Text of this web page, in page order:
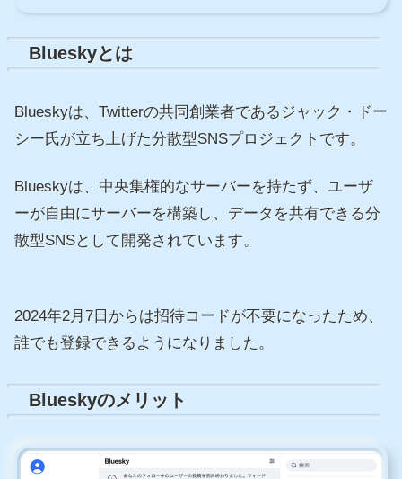
Blueskyとは
Blueskyは、Twitterの共同創業者であるジャック・ドー
シー氏が立ち上げた分散型SNSプロジェクトです。
Blueskyは、中央集権的なサーバーを持たず、ユーザ
ーが自由にサーバーを構築し、データを共有できる分
散型SNSとして開発されています。
2024年2月7日からは招待コードが不要になったため、
誰でも登録できるようになりました。
Blueskyのメリット